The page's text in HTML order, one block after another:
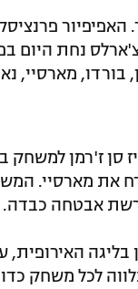
נחת היום
בורדו, מארסיי,
סן ז'רמן למשחק
את מארסיי.
אבטחה כבדה.
האירופית,
לכל משחק